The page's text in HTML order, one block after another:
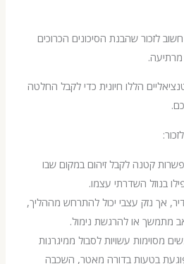
הסיכונים הכרוכים
חיונית כדי לקבל החלטה
לקבל זיהום במקום שבו
השדרתי עצמו.
עצבי יכול להתרחש מההליך,
להרגשת נימול.
עשויות לסבול ממיגרנות
בדורה מאטר, השכבה